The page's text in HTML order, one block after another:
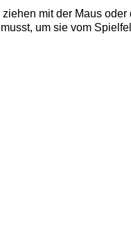
mit der Maus oder
um sie vom